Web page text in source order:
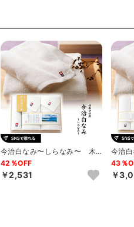
今治白なみ〜しらなみ〜 木
箱入り フェイスタオル2P・
ハ...
42％OFF
￥2,531
今治
箱入
ド...
43％
￥